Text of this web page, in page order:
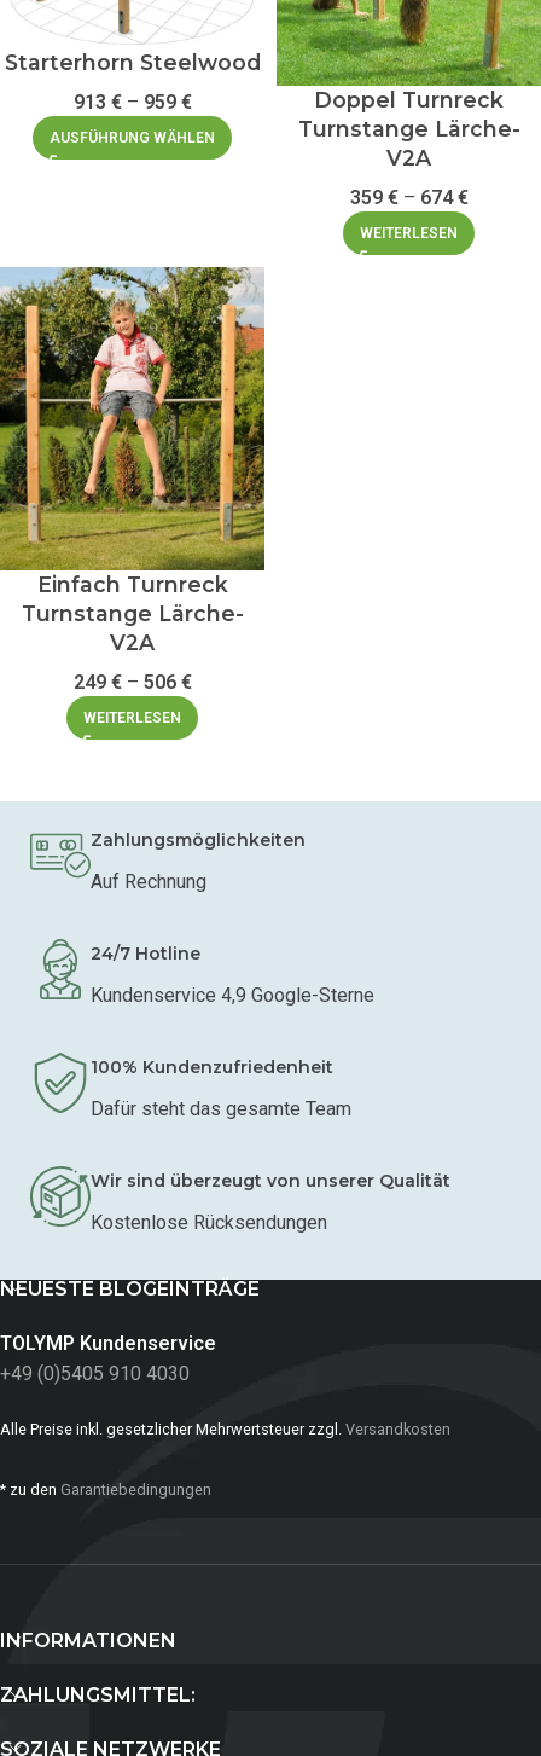
Starterhorn Steelwood
913 €– 959 €
AUSFÜHRUNG WÄHLEN
Doppel Turnreck
Turnstange Lärche-
V2A
359 €– 674€
WEITERLESEN
Einfach Turnreck
Turnstange Lärche-
V2A
249 €– 506 €
WEITERLESEN
Zahlungsmöglichkeiten
Auf Rechnung
24/7 Hotline
Kundenservice 4,9 Google-Sterne
100% Kundenzufriedenheit
Dafür steht das gesamte Team
Wir sind überzeugt von unserer Qualität
Kostenlose Rücksendungen
NEUESTE BLOGEINTRÄGE
TOLYMP Kundenservice
+49 (0)5405 910 4030
Alle Preise inkl. gesetzlicher Mehrwertsteuer zzgl. Versandkosten
* zu den Garantiebedingungen
INFORMATIONEN
ZAHLUNGSMITTEL:
SOZIALE NETZWERKE